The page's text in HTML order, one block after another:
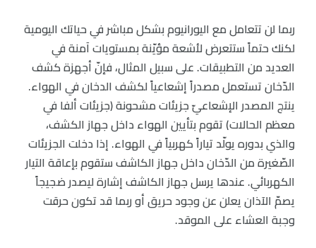
ربما لن تتعامل مع اليورانيوم بشكل مباشر في حياتك اليومية
لكنك حتماً ستتعرض لأشعة مؤيّنة بمستويات آمنة في
العديد من التطبيقات. على سبيل المثال، فإنّ أجهزة كشف
الدّخان تستعمل مصدراً إشعاعياً لكشف الدخان في الهواء.
ينتج المصدر الإشعاعيّ جزيئات مشحونة (جزيئات ألفا في
معظم الحالات) تقوم بتأيين الهواء داخل جهاز الكشف،
والذي بدوره يولّد تياراً كهربياً في الهواء. إذا دخلت الجزيئات
الصّغيرة من الدّخان داخل جهاز الكاشف ستقوم بإعاقة التيار
الكهربائي. عندها يرسل جهاز الكاشف إشارة ليصدر ضجيجاً
يصمّ الآذان يعلن عن وجود حريق أو ربما قد تكون حرقت
وجبة العشاء على الموقد.